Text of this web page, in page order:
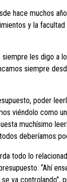
hace muchos
y la
les digo a
siempre
poder
viéndolo como
muchísimo
deberíamos
todo lo
“Ahí
va controlando”,